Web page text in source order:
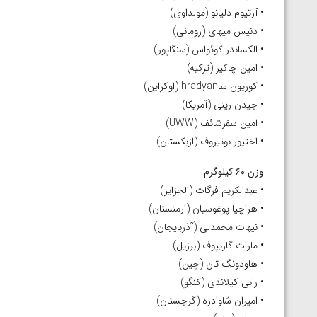
• آرتیوم دلیانو (مولداوی)
• دنیس میهای (رومانی)
• الکساندر کوئواس (سنگاپور)
• امین چاکیر (ترکیه)
• کوریون ساhradyan (اوکراین)
• جیدن رینی (آمریکا)
• امین سفِرشائف (UWW)
• اختیور بوتیروف (ازبکستان)
وزن ۶۰ کیلوگرم
• عبدالکریم فرگات (الجزایر)
• هراچیا پوغوسیان (ارمنستان)
• نیهات محمدلی (آذربایجان)
• مارات گاریپوف (برزیل)
• هاودونگ تان (چین)
• رابی کیلاندی (کنگو)
• امیران شاوادزه (گرجستان)
ارمنستان